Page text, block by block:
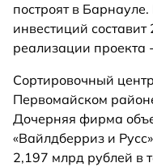
построят в
инвестиций
реализации
Сортировочный
Первомайском
Дочерняя фирма
«Вайлдберриз и
2,197 млрд рублей в